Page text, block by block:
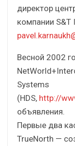
директор
компании S&T
Весной 2002
Systems
(HDS, http://
объявления.
Первые два
TrueNorth —